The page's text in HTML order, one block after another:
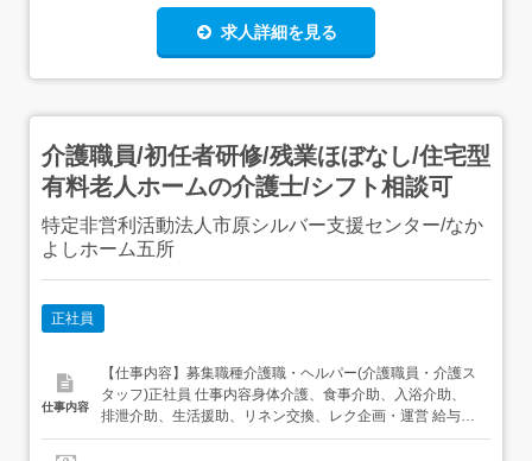
求人詳細を見る
介護職員/初任者研修/残業ほぼなし/住宅型
有料老人ホームの介護士/シフト相談可
特定非営利活動法人市原シルバー支援センター/なか
よしホーム五所
正社員
仕事内容
【仕事内容】募集職種介護職・ヘルパー(介護職員・介護ス
タッフ)正社員 仕事内容身体介護、食事介助、入浴介助、
排泄介助、生活援助、リネン交換、レク企画・運営 給与・
手当<給与>月給250,000円<手当>交通費支給:実費(上限あ